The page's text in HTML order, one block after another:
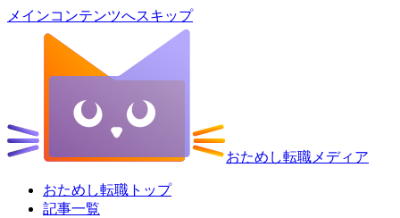
メインコンテンツへスキップ
おためし転職メディア
おためし転職トップ
記事一覧